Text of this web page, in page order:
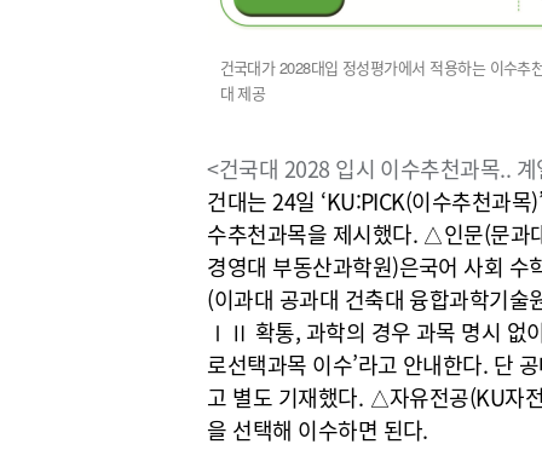
건국대가 2028대입 정성평가에서 적용하는 이수
대 제공
<건국대 2028 입시 이수추천과목..
건대는 24일 ‘KU:PICK(이수추천과
수추천과목을 제시했다. △인문(문과
경영대 부동산과학원)은국어 사회
(이과대 공과대 건축대 융합과학기
ⅠⅡ 확통, 과학의 경우 과목 명시 없
로선택과목 이수’라고 안내한다. 단
고 별도 기재했다. △자유전공(KU자
을 선택해 이수하면 된다.